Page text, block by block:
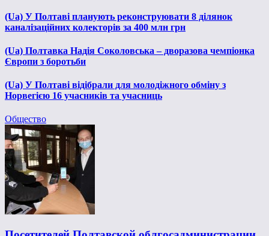
(Ua) У Полтаві планують реконструювати 8 ділянок
каналізаційних колекторів за 400 млн грн
(Ua) Полтавка Надія Соколовська – дворазова чемпіонка
Європи з боротьби
(Ua) У Полтаві відібрали для молодіжного обміну з
Норвегією 16 учасників та учасниць
Общество